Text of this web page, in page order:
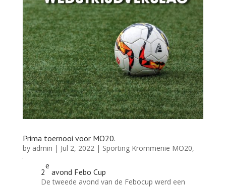
Prima toernooi voor MO20.
by admin | Jul 2, 2022| Sporting Krommenie MO20,
toernooien
2
e
avond Febo Cup
De tweede avond van de Febocup werd een